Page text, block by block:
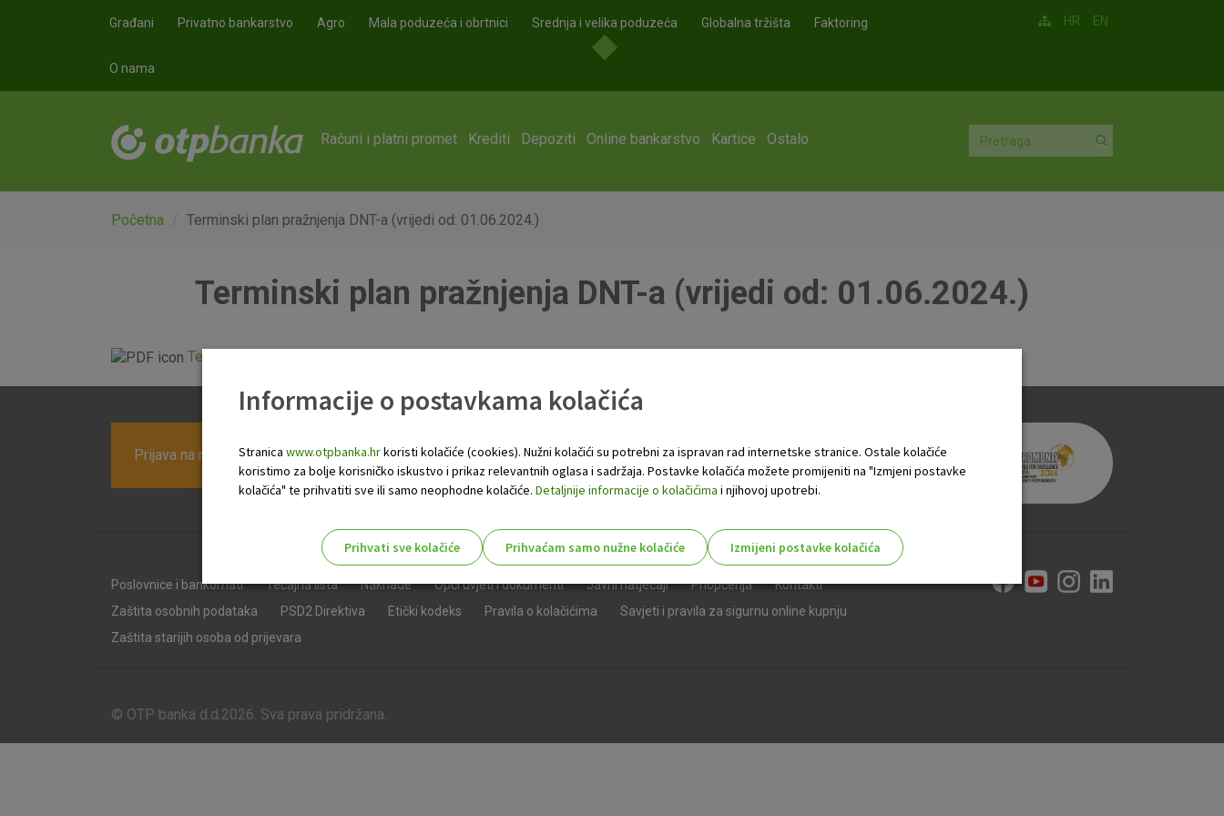
Građani Privatno bankarstvo Agro Mala poduzeća i obrtnici Srednja i velika poduzeća Globalna tržišta Faktoring
O nama
HR EN
Računi i platni promet Krediti Depoziti Online bankarstvo Kartice Ostalo
Početna Terminski plan pražnjenja DNT-a (vrijedi od: 01.06.2024.)
Terminski plan pražnjenja DNT-a (vrijedi od: 01.06.2024.)
Terminski plan pražnjenja DNT-a 06.2024.pdf
Prijava na newsletter OTP banke
Poslovnice i bankomati Tečajna lista Naknade Opći uvjeti i dokumenti Javni natječaji Priopćenja
Kontakti
Zaštita osobnih podataka
PSD2 Direktiva Etički kodeks Pravila o kolačićima
Savjeti i pravila za sigurnu online kupnju
Zaštita starijih osoba od prijevara
© OTP banka d.d.2026. Sva prava pridržana.
Informacije o postavkama kolačića
Stranica www.otpbanka.hrkoristi kolačiće (cookies). Nužni kolačići su potrebni za ispravan rad internetske stranice. Ostale kolačiće
koristimo za bolje korisničko iskustvo i prikaz relevantnih oglasa i sadržaja. Postavke kolačića možete promijeniti na "Izmjeni postavke
kolačića" te prihvatiti sve ili samo neophodne kolačiće. Detaljnije informacije o kolačićima i njihovoj upotrebi.
Prihvati sve kolačiće Prihvaćam samo nužne kolačiće
Izmijeni postavke kolačića